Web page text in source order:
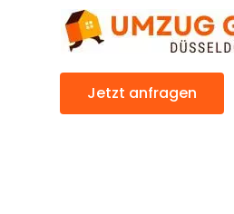
Jetzt anfragen